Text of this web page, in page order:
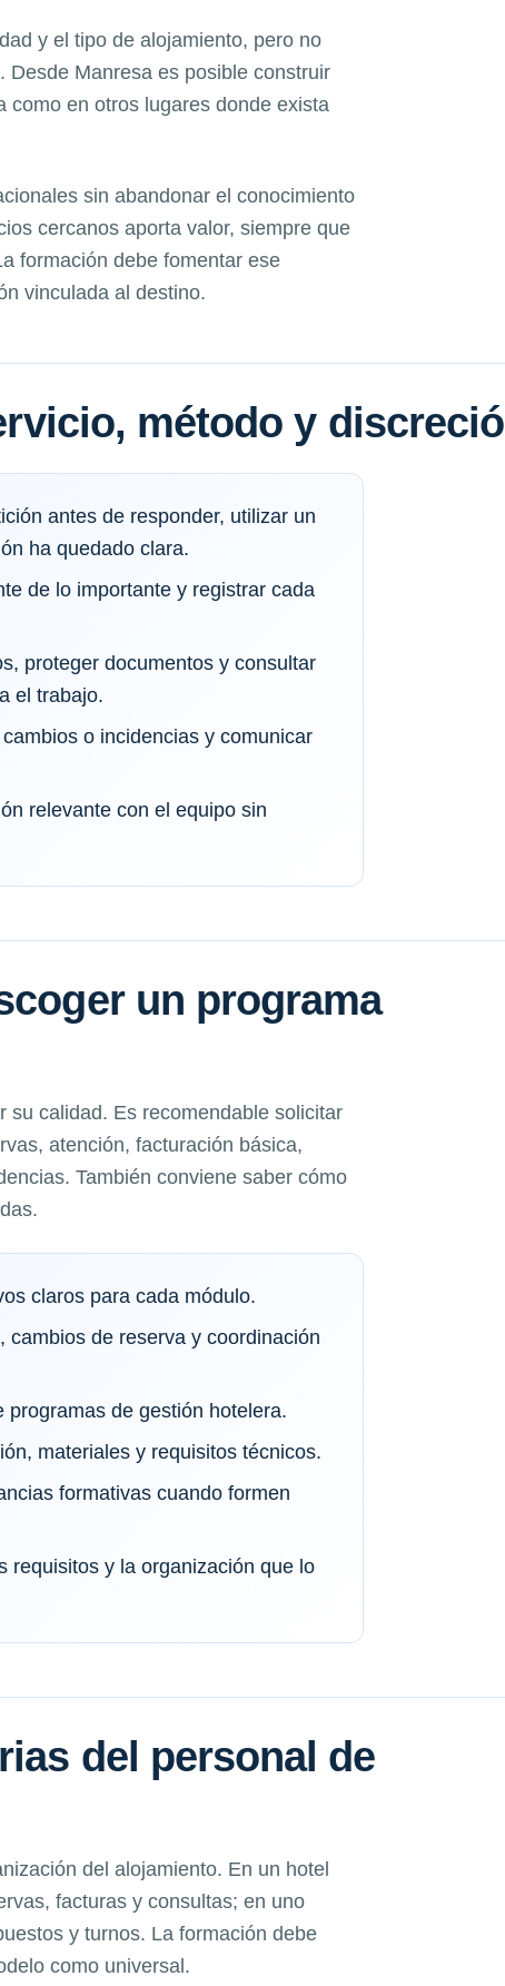
y el tipo de alojamiento, pero no
Manresa es posible construir
como en otros lugares donde exista
sin abandonar el conocimiento
cercanos aporta valor, siempre que
formación debe fomentar ese
vinculada al destino.
método y
antes de responder, utilizar un
ha quedado clara.
de lo importante y registrar cada
proteger documentos y consultar
el trabajo.
o incidencias y comunicar
relevante con el equipo sin
un programa
su calidad. Es recomendable solicitar
atención, facturación básica,
También conviene saber cómo
claros para cada módulo.
de reserva y coordinación
de gestión hotelera.
materiales y requisitos técnicos.
formativas cuando formen
requisitos y la organización que lo
del personal de
del alojamiento. En un hotel
facturas y consultas; en uno
y turnos. La formación debe
como universal.